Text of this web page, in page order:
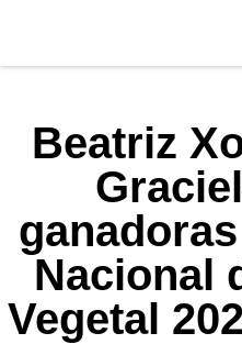
Beatriz
Nacional
Vegetal